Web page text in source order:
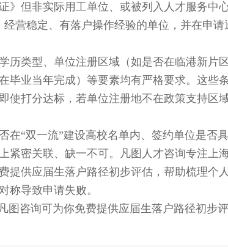
》但非实际用工单位、或被列入人才服务中
营稳定、有落户操作经验的单位，并在申
类型、单位注册区域（如是否在临港新片
毕业当年完成）等要素均有严格要求。这些
使打分达标，若单位注册地不在政策支持区
“双一流”建设高校名单内、签约单位是否
紧密关联、缺一不可。凡图人才咨询专注上
提供应届生落户路径初步评估，帮助梳理个
称导致申请失败。
咨询可为你免费提供应届生落户路径初步